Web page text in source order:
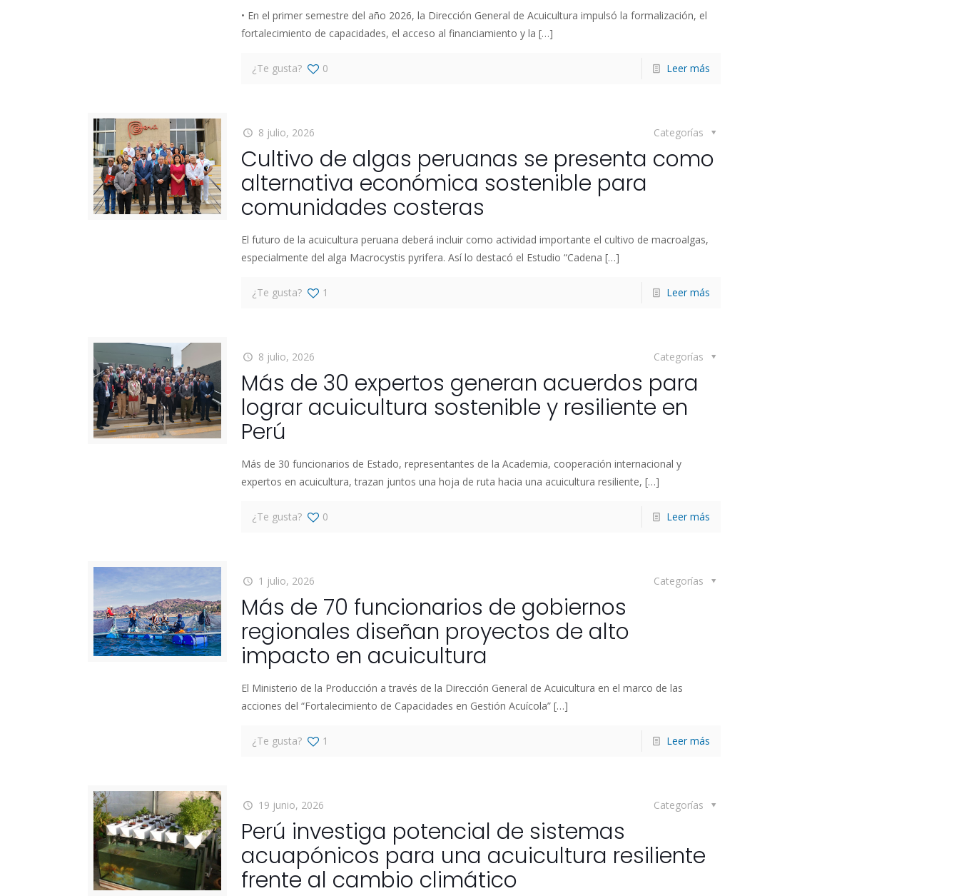
• En el primer semestre del año 2026, la Dirección General de Acuicultura impulsó la formalización, el
fortalecimiento de capacidades, el acceso al financiamiento y la […]
¿Te gusta? 0 Leer más
8 julio, 2026 Categorías
Cultivo de algas peruanas se presenta como
alternativa económica sostenible para
comunidades costeras
El futuro de la acuicultura peruana deberá incluir como actividad importante el cultivo de macroalgas,
especialmente del alga Macrocystis pyrifera. Así lo destacó el Estudio “Cadena […]
¿Te gusta? 1 Leer más
8 julio, 2026 Categorías
Más de 30 expertos generan acuerdos para
lograr acuicultura sostenible y resiliente en
Perú
Más de 30 funcionarios de Estado, representantes de la Academia, cooperación internacional y
expertos en acuicultura, trazan juntos una hoja de ruta hacia una acuicultura resiliente, […]
¿Te gusta? 0 Leer más
1 julio, 2026 Categorías
Más de 70 funcionarios de gobiernos
regionales diseñan proyectos de alto
impacto en acuicultura
El Ministerio de la Producción a través de la Dirección General de Acuicultura en el marco de las
acciones del “Fortalecimiento de Capacidades en Gestión Acuícola” […]
¿Te gusta? 1 Leer más
19 junio, 2026 Categorías
Perú investiga potencial de sistemas
acuapónicos para una acuicultura resiliente
frente al cambio climático